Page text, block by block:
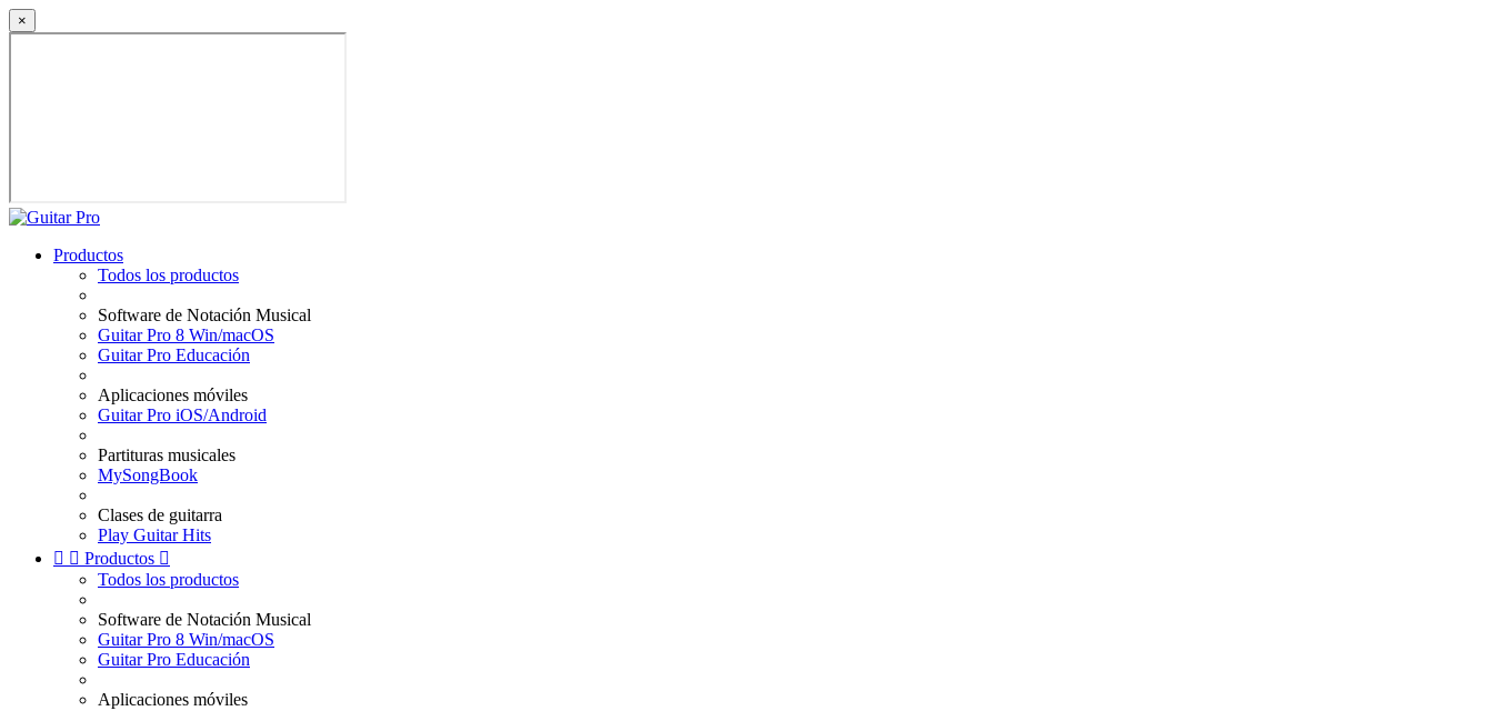
×
Productos
Todos los productos
Software de Notación Musical
Guitar Pro 8 Win/macOS
Guitar Pro Educación
Aplicaciones móviles
Guitar Pro iOS/Android
Partituras musicales
MySongBook
Clases de guitarra
Play Guitar Hits
  Productos 
Todos los productos
Software de Notación Musical
Guitar Pro 8 Win/macOS
Guitar Pro Educación
Aplicaciones móviles